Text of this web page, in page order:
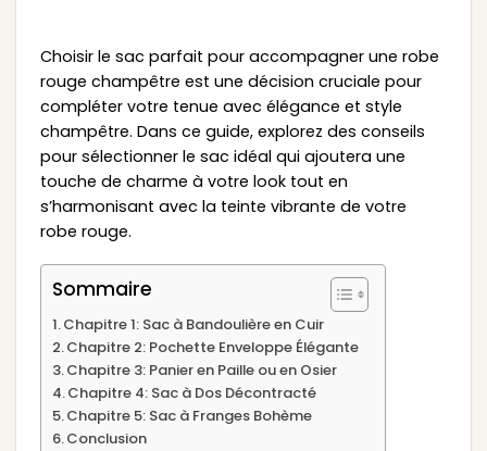
Choisir le sac parfait pour accompagner une robe
rouge champêtre est une décision cruciale pour
compléter votre tenue avec élégance et style
champêtre. Dans ce guide, explorez des conseils
pour sélectionner le sac idéal qui ajoutera une
touche de charme à votre look tout en
s’harmonisant avec la teinte vibrante de votre
robe rouge.
Sommaire
Chapitre 1: Sac à Bandoulière en Cuir
Chapitre 2: Pochette Enveloppe Élégante
Chapitre 3: Panier en Paille ou en Osier
Chapitre 4: Sac à Dos Décontracté
Chapitre 5: Sac à Franges Bohème
Conclusion